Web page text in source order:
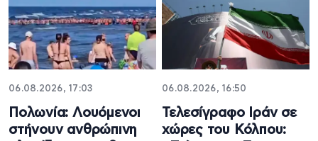
06.08.2026, 17:03
Πολωνία: Λουόμενοι
στήνουν ανθρώπινη
06.08.2026, 16:50
Τελεσίγραφο Ιράν σε
χώρες του Κόλπου: